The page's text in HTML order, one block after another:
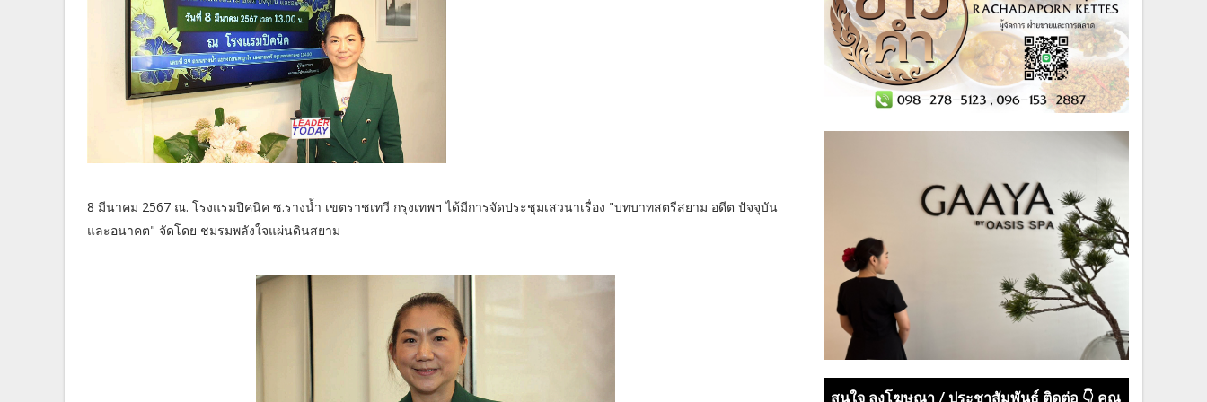
8 มีนาคม 2567 ณ. โรงแรมปิคนิค ซ.รางน้ำ เขตราชเทวี กรุงเทพฯ ได้มีการจัดประชุมเสวนาเรื่อง "บทบาทสตรีสยาม อดีต ปัจจุบัน
และอนาคต" จัดโดย ชมรมพลังใจแผ่นดินสยาม
สนใจ ลงโฆษณา / ประชาสัมพันธ์ ติดต่อ 👇 คุณ